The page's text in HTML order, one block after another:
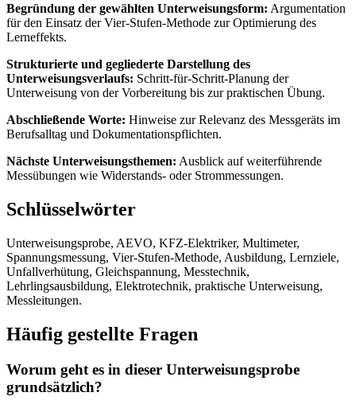
Begründung der gewählten Unterweisungsform: Argumentation
für den Einsatz der Vier-Stufen-Methode zur Optimierung des
Lerneffekts.
Strukturierte und gegliederte Darstellung des
Unterweisungsverlaufs: Schritt-für-Schritt-Planung der
Unterweisung von der Vorbereitung bis zur praktischen Übung.
Abschließende Worte: Hinweise zur Relevanz des Messgeräts im
Berufsalltag und Dokumentationspflichten.
Nächste Unterweisungsthemen: Ausblick auf weiterführende
Messübungen wie Widerstands- oder Strommessungen.
Schlüsselwörter
Unterweisungsprobe, AEVO, KFZ-Elektriker, Multimeter,
Spannungsmessung, Vier-Stufen-Methode, Ausbildung, Lernziele,
Unfallverhütung, Gleichspannung, Messtechnik,
Lehrlingsausbildung, Elektrotechnik, praktische Unterweisung,
Messleitungen.
Häufig gestellte Fragen
Worum geht es in dieser Unterweisungsprobe
grundsätzlich?